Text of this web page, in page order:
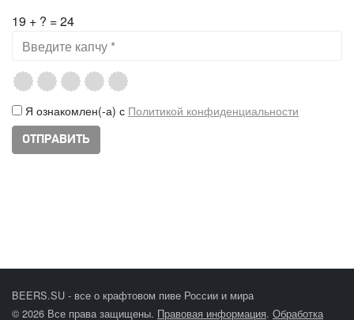
19 + ? = 24
Я ознакомлен(-а) с Политикой конфиденциальности
BEERS.SU - все о крафтовом пиве России и мира
© 2026 Все права защищены. Правовая информация. Обработка